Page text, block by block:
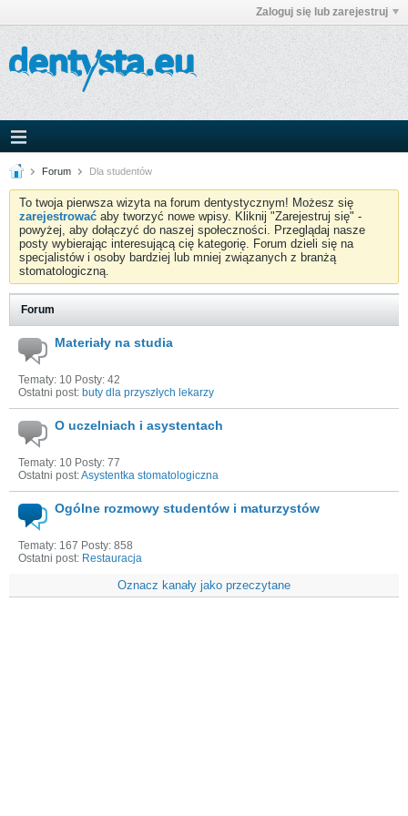
Zaloguj się lub zarejestruj
Forum Dla studentów
To twoja pierwsza wizyta na forum dentystycznym! Możesz się
zarejestrować aby tworzyć nowe wpisy. Kliknij "Zarejestruj się" -
powyżej, aby dołączyć do naszej społeczności. Przeglądaj nasze
posty wybierając interesującą cię kategorię. Forum dzieli się na
specjalistów i osoby bardziej lub mniej związanych z branżą
stomatologiczną.
Forum
Materiały na studia
Tematy: 10 Posty: 42
Ostatni post: buty dla przyszłych lekarzy
O uczelniach i asystentach
Tematy: 10 Posty: 77
Ostatni post:Asystentka stomatologiczna
Ogólne rozmowy studentów i maturzystów
Tematy: 167 Posty: 858
Ostatni post: Restauracja
Oznacz kanały jako przeczytane